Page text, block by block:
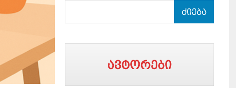
ძიება
ავტორები